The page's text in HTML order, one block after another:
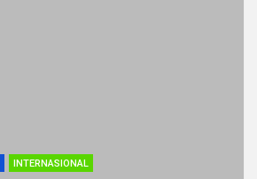
INTERNASIONAL